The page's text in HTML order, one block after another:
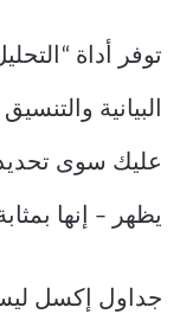
توفر أداة
البيانية
عليك سوى تحديد
يظهر – إنها
جداول إكسل